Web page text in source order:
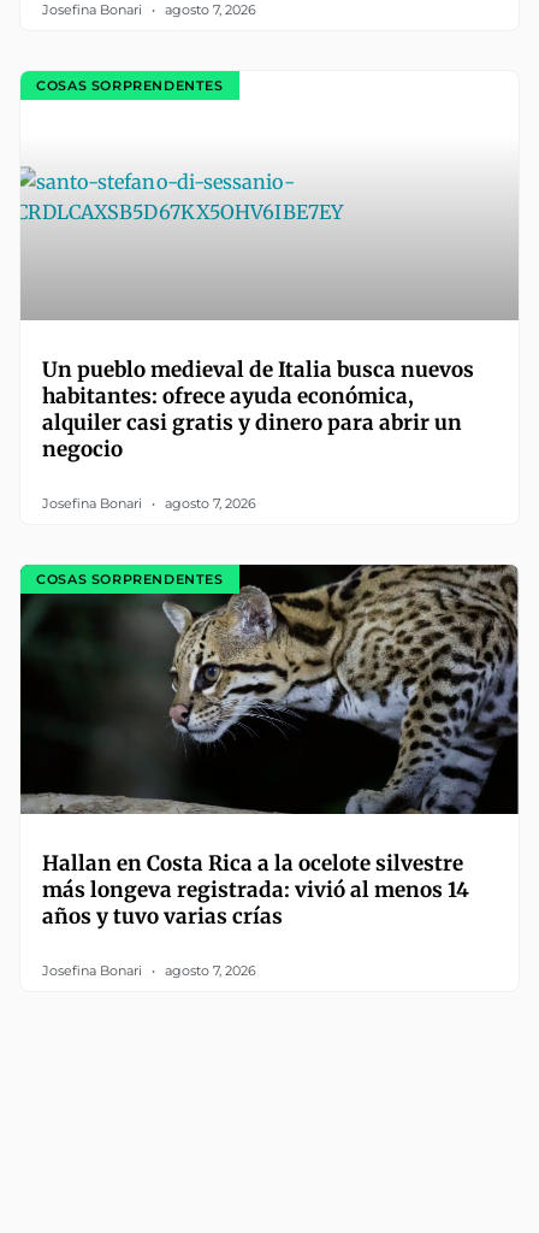
Josefina Bonari agosto 7, 2026
COSAS SORPRENDENTES
Un pueblo medieval de Italia busca nuevos
habitantes: ofrece ayuda económica,
alquiler casi gratis y dinero para abrir un
negocio
Josefina Bonari agosto 7, 2026
COSAS SORPRENDENTES
Hallan en Costa Rica a la ocelote silvestre
más longeva registrada: vivió al menos 14
años y tuvo varias crías
Josefina Bonari agosto 7, 2026